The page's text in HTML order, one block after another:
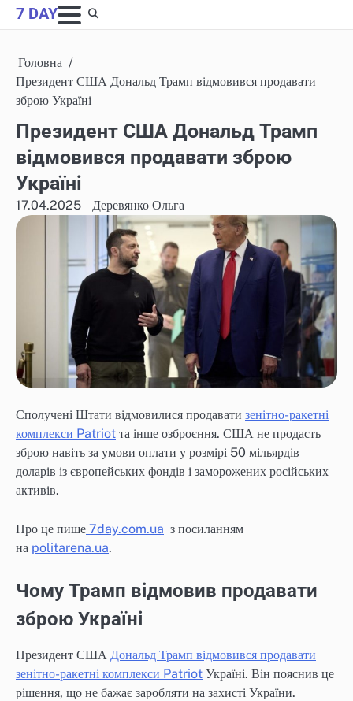
Skip
to
7 DAY
Головна
Президент США Дональд Трамп відмовився продавати
зброю Україні
Президент США Дональд Трамп
відмовився продавати зброю
Україні
17.04.2025 Деревянко Ольга
Сполучені Штати відмовилися продавати зенітно-ракетні
комплекси Patriot та інше озброєння. США не продасть
зброю навіть за умови оплати у розмірі 50 мільярдів
доларів із європейських фондів і заморожених російських
активів.
Про це пише 7day.com.ua з посиланням
на politarena.ua.
Чому Трамп відмовив продавати
зброю Україні
Президент США Дональд Трамп відмовився продавати
зенітно-ракетні комплекси Patriot Україні. Він пояснив це
рішення, що не бажає заробляти на захисті України.